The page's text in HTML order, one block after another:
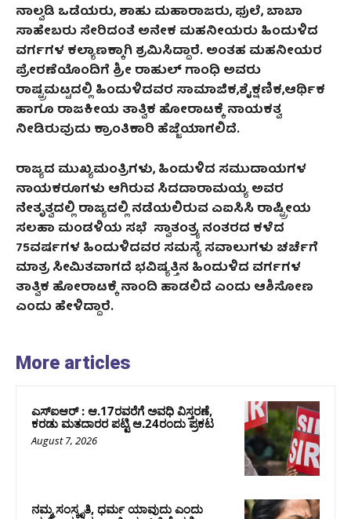
ನಾಲ್ವಡಿ ಒಡೆಯರು, ಶಾಹು ಮಹಾರಾಜರು, ಫುಲೆ, ಬಾಬಾ
ಸಾಹೇಬರು ಸೇರಿದಂತೆ ಅನೇಕ ಮಹನೀಯರು ಹಿಂದುಳಿದ
ವರ್ಗಗಳ ಕಲ್ಯಾಣಕ್ಕಾಗಿ ಶ್ರಮಿಸಿದ್ದಾರೆ. ಅಂತಹ ಮಹನೀಯರ
ಪ್ರೇರಣೆಯೊಂದಿಗೆ ಶ್ರೀ ರಾಹುಲ್ ಗಾಂಧಿ ಅವರು
ರಾಷ್ಟ್ರಮಟ್ಟದಲ್ಲಿ ಹಿಂದುಳಿದವರ ಸಾಮಾಜಿಕ,ಶೈಕ್ಷಣಿಕ,ಆರ್ಥಿಕ
ಹಾಗೂ ರಾಜಕೀಯ ತಾತ್ವಿಕ ಹೋರಾಟಕ್ಕೆ ನಾಯಕತ್ವ
ನೀಡಿರುವುದು ಕ್ರಾಂತಿಕಾರಿ ಹೆಜ್ಜೆಯಾಗಲಿದೆ.
ರಾಜ್ಯದ ಮುಖ್ಯಮಂತ್ರಿಗಳು, ಹಿಂದುಳಿದ ಸಮುದಾಯಗಳ
ನಾಯಕರೂಗಳು ಆಗಿರುವ ಸಿದದಾರಾಮಯ್ಯ ಅವರ
ನೇತೃತ್ವದಲ್ಲಿ ರಾಜ್ಯದಲ್ಲಿ ನಡೆಯಲಿರುವ ಎಐಸಿಸಿ ರಾಷ್ಟ್ರೀಯ
ಸಲಹಾ ಮಂಡಳಿಯ ಸಭೆ ಸ್ವಾತಂತ್ರ್ಯ ನಂತರದ ಕಳೆದ
75ವರ್ಷಗಳ ಹಿಂದುಳಿದವರ ಸಮಸ್ಯೆ ಸವಾಲುಗಳು ಚರ್ಚೆಗೆ
ಮಾತ್ರ ಸೀಮಿತವಾಗದೆ ಭವಿಷ್ಯತ್ತಿನ ಹಿಂದುಳಿದ ವರ್ಗಗಳ
ತಾತ್ವಿಕ ಹೋರಾಟಕ್ಕೆ ನಾಂದಿ ಹಾಡಲಿದೆ ಎಂದು ಆಶಿಸೋಣ
ಎಂದು ಹೇಳಿದ್ದಾರೆ.
More articles
ಎಸ್‌ಐಆರ್‌ : ಆ.17ರವರೆಗೆ ಅವಧಿ ವಿಸ್ತರಣೆ,
ಕರಡು ಮತದಾರರ ಪಟ್ಟಿ ಆ.24ರಂದು ಪ್ರಕಟ
August 7, 2026
ನಮ್ಮ ಸಂಸ್ಕೃತಿ, ಧರ್ಮ ಯಾವುದು ಎಂದು